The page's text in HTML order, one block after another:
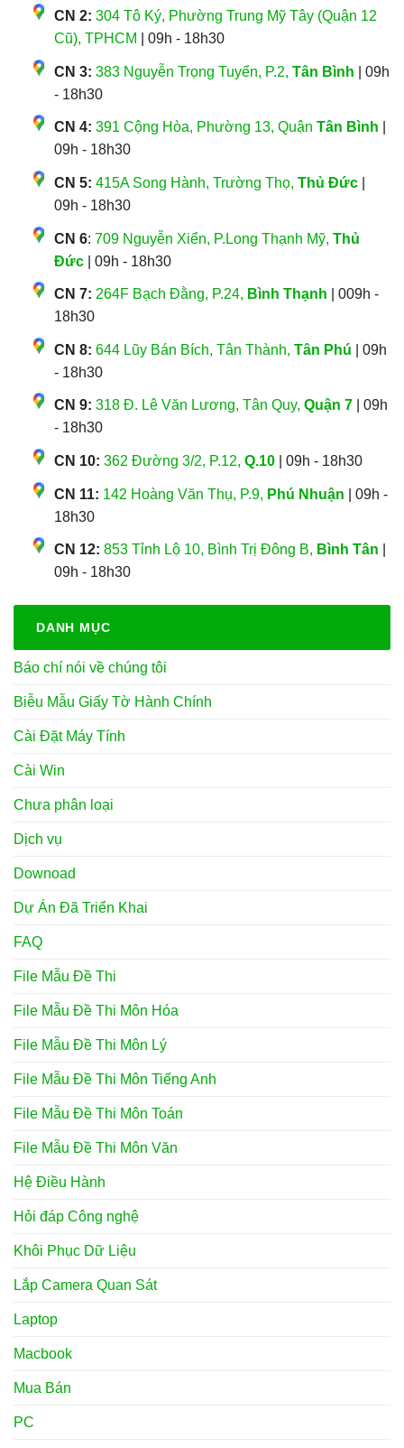
CN 2: 304 Tô Ký, Phường Trung Mỹ Tây (Quận 12
Cũ), TPHCM
| 09h - 18h30
CN 3: 383 Nguyễn Trọng Tuyển, P.2, Tân Bình | 09h
- 18h30
CN 4: 391 Cộng Hòa, Phường 13, Quận Tân Bình
09h - 18h30
CN 5: 415A Song Hành, Trường Thọ, Thủ Đức
09h - 18h30
CN 6: 709 Nguyễn Xiển, P.Long Thạnh Mỹ, Thủ
Đức | 09h - 18h30
CN 7: 264F Bạch Đằng, P.24, Bình Thạnh | 009h -
18h30
CN 8: 644 Lũy Bán Bích, Tân Thành, Tân Phú | 09h
- 18h30
CN 9: 318 Đ. Lê Văn Lương, Tân Quy, Quận 7 | 09h
- 18h30
CN 10: 362 Đường 3/2, P.12, Q.10 | 09h - 18h30
CN 11: 142 Hoàng Văn Thụ, P.9, Phú Nhuận | 09h -
18h30
CN 12: 853 Tỉnh Lộ 10, Bình Trị Đông B, Bình Tân
09h - 18h30
DANH MỤC
Báo chí nói về chúng tôi
Biễu Mẫu Giấy Tờ Hành Chính
Cài Đặt Máy Tính
Cài Win
Chưa phân loại
Dịch vụ
Downoad
Dự Án Đã Triển Khai
FAQ
File Mẫu Đề Thi
File Mẫu Đề Thi Môn Hóa
File Mẫu Đề Thi Môn Lý
File Mẫu Đề Thi Môn Tiếng Anh
File Mẫu Đề Thi Môn Toán
File Mẫu Đề Thi Môn Văn
Hệ Điều Hành
Hỏi đáp Công nghệ
Khôi Phục Dữ Liệu
Lắp Camera Quan Sát
Laptop
Macbook
Mua Bán
PC